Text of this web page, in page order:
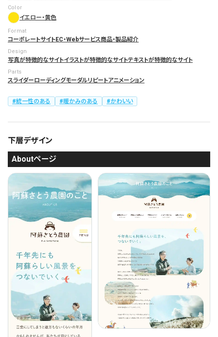
Color
イエロー・黄色
Format
コーポレートサイトEC・Webサービス商品・製品紹介
Design
写真が特徴的なサイトイラストが特徴的なサイトテキストが特徴的なサイト
Parts
スライダーローディングモーダルリピートアニメーション
統一性のある 暖かみのある かわいい
下層デザイン
Aboutページ